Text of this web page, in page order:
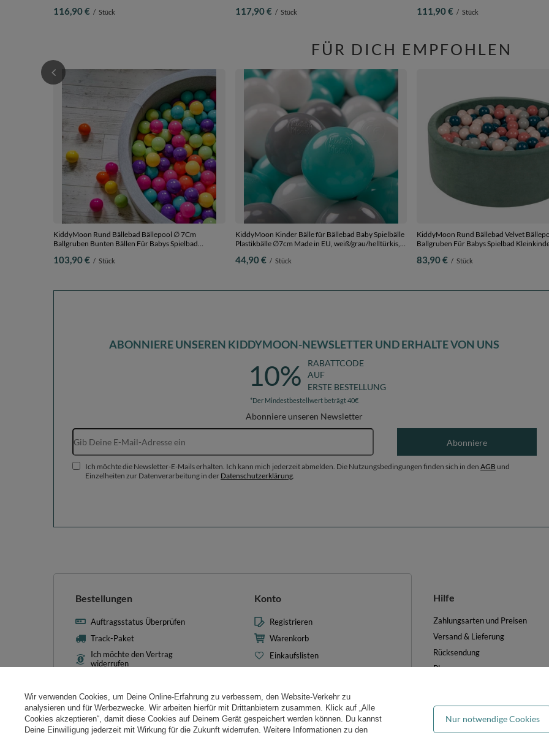
Hüpfpolster + Kopfstütze und Armlehne
116,90 € / Stück 117,90 € / Stück 111,90 € / Stück
FÜR DICH EMPFOHLEN
KiddyMoon Rund Bällebad Bällepool ∅ 7Cm
Ballgruben Bunten Bällen Für Babys Spielbad
gelb-türkis-orange-dunkelpink-violett,
103,90 € / Stück
KiddyMoon Kinder Bälle für Bällebad Baby Spielbälle
Plastikbälle ∅7cm Made in EU, weiß/grau/helltürkis,
44,90 € / Stück
KiddyMoon Rund Bällebad Velvet
Ballgruben Für Babys Spielbad
dunkeltürkis/pastellbeige/grüngrau/
83,90 € / Stück
ABONNIERE UNSEREN KIDDYMOON-NEWSLETTER UND ERHALTE VON UNS
10%
RABATTCODE
AUF
ERSTE BESTELLUNG
*Der Mindestbestellwert beträgt 40€
Abonniere unseren Newsletter
E-Mail-Adresse
Abonniere
Ich möchte die Newsletter-E-Mails erhalten. Ich kann mich jederzeit abmelden. Die Nutzungsbedingungen finden sich in den AGB und
Einzelheiten zur Datenverarbeitung in der Datenschutzerklärung
Bestellungen
Auftragsstatus Überprüfen
Track-Paket
Ich möchte den Vertrag
widerrufen
Konto
Registrieren
Warenkorb
Einkaufslisten
Newsletter
Cookies verwalten
Hilfe
Zahlungsarten und Preisen
Versand & Lieferung
Rücksendung
Blog
Wir verwenden Cookies, um Deine Online-Erfahrung zu verbessern, den Website-Verkehr zu
analysieren und für Werbezwecke. Wir arbeiten hierfür mit Drittanbietern zusammen. Klick auf „Alle
Cookies akzeptieren“, damit diese Cookies auf Deinem Gerät gespeichert werden können. Du kannst
Deine Einwilligung jederzeit mit Wirkung für die Zukunft widerrufen. Weitere Informationen zu den
Nur notwendige Cookies